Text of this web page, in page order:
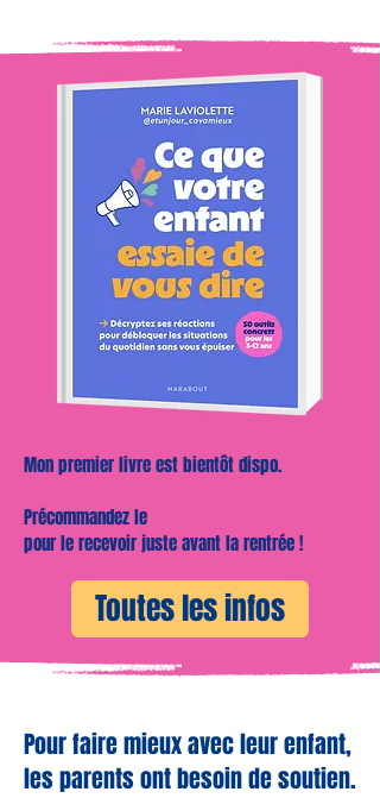
Mon premier livre est bientôt dispo.
Précommandez le
pour le recevoir juste avant la rentrée !
Toutes les infos
Pour faire mieux avec leur enfant,
les parents ont besoin de soutien.